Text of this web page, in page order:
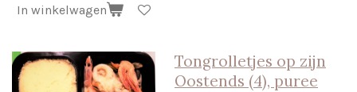
In winkelwagen
Tongrolletjes op zijn
Oostends (4), puree